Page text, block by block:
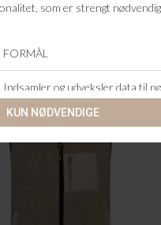
ANDRE